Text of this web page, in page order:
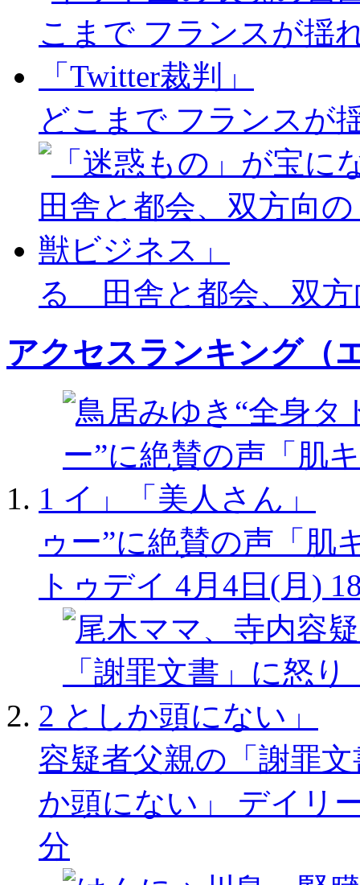
どこまで フランスが
る 田舎と都会、双方
アクセスランキング（
1
ゥー”に絶賛の声「肌
トゥデイ 4月4日(月)
2
容疑者父親の「謝罪
か頭にない」
デイリ
分